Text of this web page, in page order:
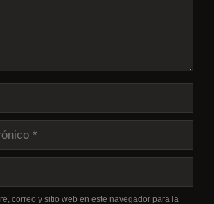
correo y sitio web en este navegador para la